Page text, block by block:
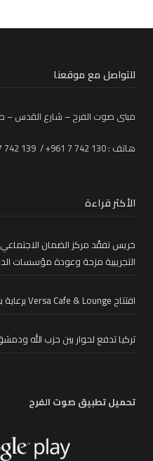
للتواصل مع موقعنا
مبنى صوت الفرح – شارع القدس –
هاتف : 130 742 7 961+ / 139 742 7 961+ لبنان
الأكثر قراءة
خريس تفقّد مركز الضمان
التجريبية مزحة وعودة مؤسسات
افتتاح Versa Cafe & Lounge برعاية بلدية صور
تركيا تدفع لحوار بين حزب الله
تحميل تطبيق صوت الفرح